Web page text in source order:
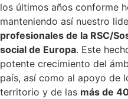
los últimos años conforme
manteniendo así nuestro
profesionales de la RSC/
social de Europa. Este
potente crecimiento del
país, así como al apoyo de
territorio y de las más de